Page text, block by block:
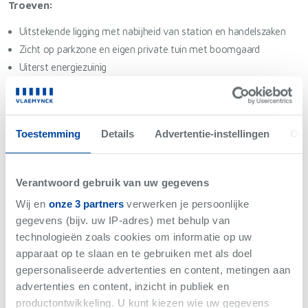
Toestemming Details Advertentie-instellingen
Verantwoord gebruik van uw gegevens
Wij en onze 3 partnersverwerken je persoonlijke
gegevens (bijv. uw IP-adres) met behulp van
technologieën zoals cookies om informatie op uw
apparaat op te slaan en te gebruiken met als doel
gepersonaliseerde advertenties en content, metingen aan
advertenties en content, inzicht in publiek en
productontwikkeling. U kunt kiezen wie uw gegevens
Troeven:
Uitstekende ligging met nabijheid van station en handelszaken
Zicht op parkzone en eigen private tuin met boomgaard
Uiterst energiezuinig
Geothermische warmtepompen: optimaal klimaat ganse jaar
door
Voor meer info, aarzel niet om contact op te nemen via 051/40
40 10 of per mail naarnoortje@vlaemynck.be
Niet gevonden wat je zoekt?
Wij brengen je op de hoogte als er iets binnenkomt met
jouw criteria.
Hou me op de hoogte